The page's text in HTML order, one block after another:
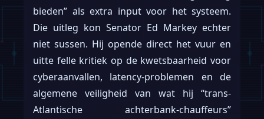
bieden” als extra input voor het systeem.
Die uitleg kon Senator Ed Markey echter
niet sussen. Hij opende direct het vuur en
uitte felle kritiek op de kwetsbaarheid voor
cyberaanvallen, latency-problemen en de
algemene veiligheid van wat hij “trans-
Atlantische achterbank-chauffeurs”